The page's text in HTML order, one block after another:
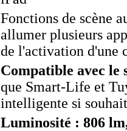
Fonctions de scène
allumer plusieurs
de l'activation d'une
Compatible avec le
que Smart-Life et
intelligente si
Luminosité : 806